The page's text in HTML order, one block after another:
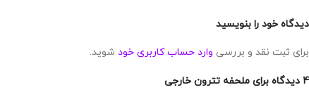
4 دیدگاه برای ملحفه تترون خارجی
دیدگاه خود را بنویسید
برای ثبت نقد و بررسی وارد حساب کاربری خود شوید.